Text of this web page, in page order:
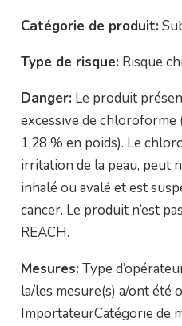
Catégorie de produit:
Type de risque: Risque
Danger: Le produit
excessive de chloroforme
1,28 % en poids). Le
irritation de la peau, peut
inhalé ou avalé et est
cancer. Le produit n’est
REACH.
Mesures: Type
la/les mesure(s) a/ont été
ImportateurCatégorie de